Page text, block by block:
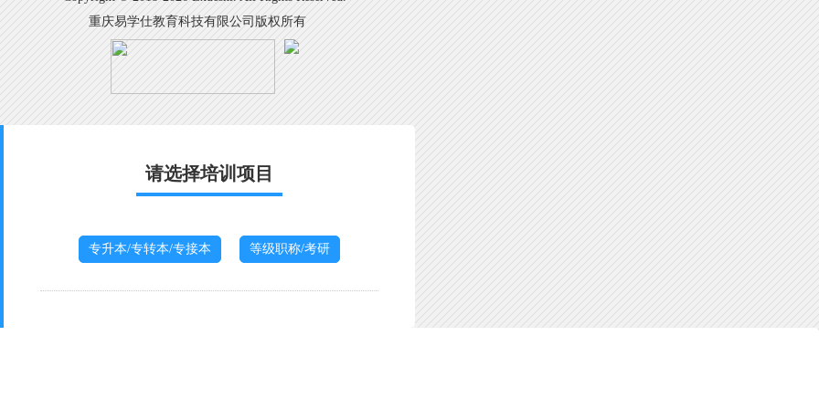
重庆易学仕教育科技有限公司版权所有
请选择培训项目
专升本/专转本/专接本 等级职称/考研